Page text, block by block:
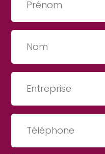
(Nécessaire)
Nom
(Nécessaire)
Entreprise
(Nécessaire)
Téléphone
(Nécessaire)